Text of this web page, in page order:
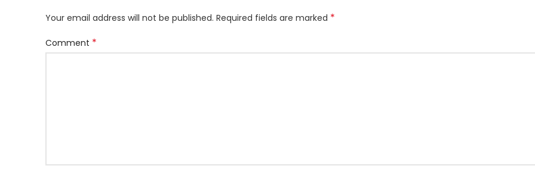
Your email address will not be published. Required fields are marked *
Comment *